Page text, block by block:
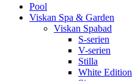
Pool
Viskan Spa & Garden
Viskan Spabad
S-serien
V-serien
Stilla
White Edition